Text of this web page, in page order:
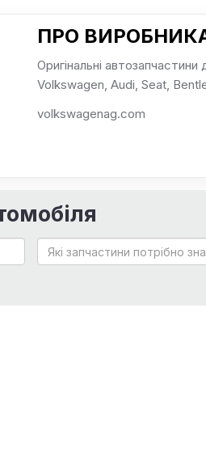
ПРО ВИРОБНИКА
Оригінальні
Volkswagen, Audi, Seat,
volkswagenag.com